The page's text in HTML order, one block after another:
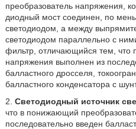
преобразователь напряжения,
диодный мост соединен, по
светодиодом, а между
светодиодом параллельно с
фильтр, отличающийся тем, что
напряжения выполнен из
балластного дросселя,
балластного конденсатора с
2. Светодиодный источник
что в понижающий
последовательно введен